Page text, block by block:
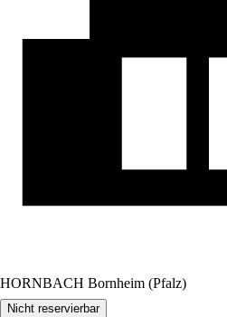
HORNBACH Bornheim (Pfalz)
Nicht reservierbar